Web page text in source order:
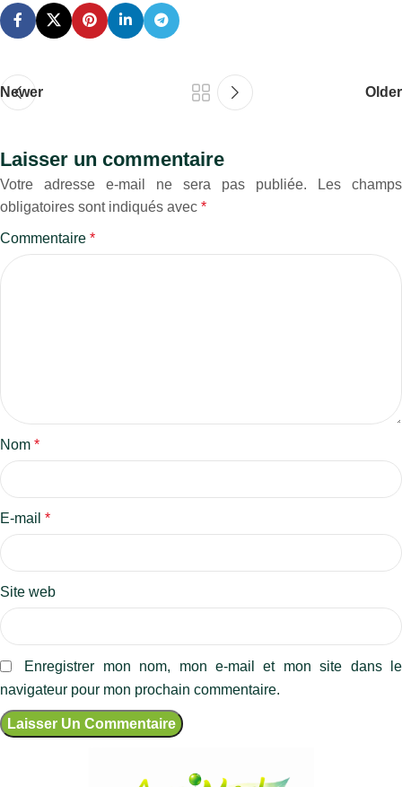
Newer Older
Laisser un commentaire
Votre adresse e-mail ne sera pas publiée.
Les champs
obligatoires sont indiqués avec *
Commentaire *
Nom *
E-mail *
Site web
Enregistrer mon nom, mon e-mail et mon site dans le
navigateur pour mon prochain commentaire.